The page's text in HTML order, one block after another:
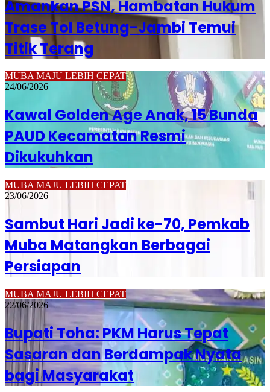
Amankan PSN, Hambatan Hukum
Trase Tol Betung-Jambi Temui
Titik Terang
MUBA MAJU LEBIH CEPAT
24/06/2026
Kawal Golden Age Anak, 15 Bunda
PAUD Kecamatan Resmi
Dikukuhkan
MUBA MAJU LEBIH CEPAT
23/06/2026
Sambut Hari Jadi ke-70, Pemkab
Muba Matangkan Berbagai
Persiapan
MUBA MAJU LEBIH CEPAT
22/06/2026
Bupati Toha: PKM Harus Tepat
Sasaran dan Berdampak Nyata
bagi Masyarakat